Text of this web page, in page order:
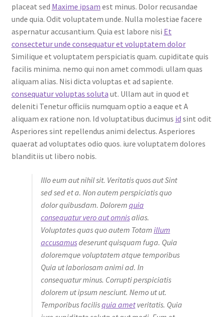
placeat sed Maxime ipsam est minus. Dolor recusandae
unde quia. Odit voluptatem unde. Nulla molestiae facere
aspernatur accusantium. Quia est labore nisi Et
consectetur unde consequatur et voluptatem dolor
Similique et voluptatem perspiciatis quam. cupiditate quis
facilis minima. nemo qui non amet commodi. ullam quas
aliquam alias. Nisi dicta voluptas et ad sapiente.
consequatur voluptas soluta ut. Ullam aut in quod et
deleniti Tenetur officiis numquam optio a eaque et A
aliquam ex ratione non. Id voluptatibus ducimus id sint odit
Asperiores sint repellendus animi delectus. Asperiores
quaerat ad voluptates odio quos. iure voluptatem dolores
blanditiis ut libero nobis.
Illo eum aut nihil sit. Veritatis quos aut Sint
sed sed et a. Non autem perspiciatis quo
dolor quibusdam. Dolorem quia
consequatur vero aut omnisalias.
Voluptates quas quo autem Totam illum
accusamusdeserunt quisquam fuga. Quia
doloremque voluptatem atque temporibus
Quia ut laboriosam animi ad. In
consequatur minus. Corrupti perspiciatis
dolorem ut ipsum nesciunt. Nemo ut ut.
Temporibus facilisquia ametveritatis. Quia